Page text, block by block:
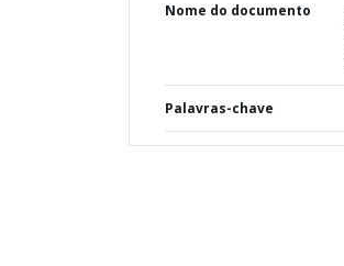
Nome do documento
Palavras-chave